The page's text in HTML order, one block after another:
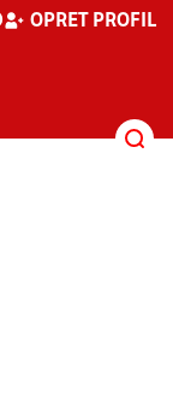
OPRET PROFIL